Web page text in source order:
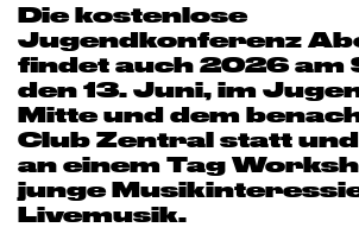
Die kostenlose
Jugendkonferenz
findet auch 2026 am
den 13. Juni, im
Mitte und dem
Club Zentral statt
an einem Tag
junge
Livemusik.